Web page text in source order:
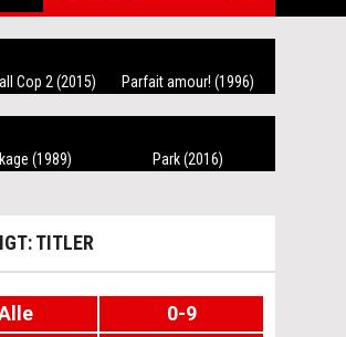
Cop 2 (2015) Parfait amour! (1996)
(1989) Park (2016)
TITLER
0-9